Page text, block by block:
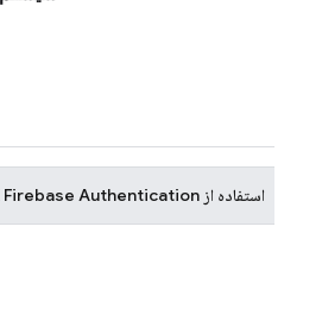
استفاده از SDK Firebase Authentication